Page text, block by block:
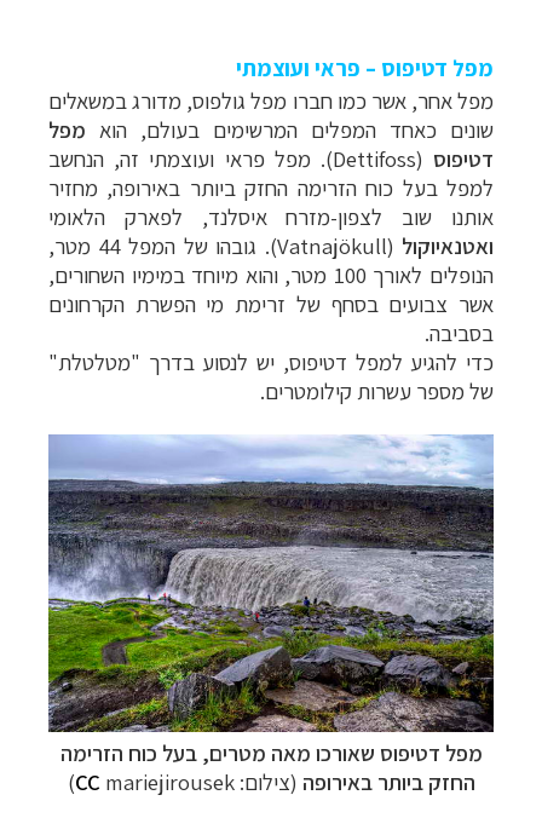
מפל דטיפוס – פראי ועוצמתי
מפל אחר, אשר כמו חברו מפל גולפוס, מדורג במשאלים
שונים כאחד המפלים המרשימים בעולם, הוא מפל
דטיפוס (
Dettifoss). מפל פראי ועוצמתי זה, הנחשב
למפל בעל כוח הזרימה החזק ביותר באירופה, מחזיר
אותנו שוב לצפון-מזרח איסלנד, לפארק הלאומי
ואטנאיוקול (
Vatnajökull
). גובהו של המפל 44 מטר,
הנופלים לאורך 100 מטר, והוא מיוחד במימיו השחורים,
אשר צבועים בסחף של זרימת מי הפשרת הקרחונים
בסביבה.
כדי להגיע למפל דטיפוס, יש לנסוע בדרך "מטלטלת"
של מספר עשרות קילומטרים.
מפל דטיפוס שאורכו מאה מטרים, בעל כוח הזרימה
החזק ביותר באירופה (צילום: CC mariejirousek)